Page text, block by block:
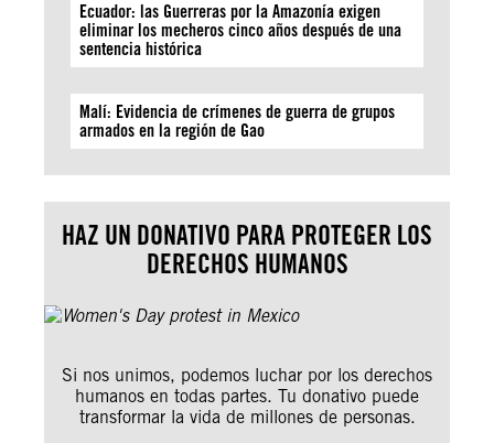
Ecuador: las Guerreras por la Amazonía exigen
eliminar los mecheros cinco años después de una
sentencia histórica
Malí: Evidencia de crímenes de guerra de grupos
armados en la región de Gao
HAZ UN DONATIVO PARA PROTEGER LOS
DERECHOS HUMANOS
Si nos unimos, podemos luchar por los derechos
humanos en todas partes. Tu donativo puede
transformar la vida de millones de personas.